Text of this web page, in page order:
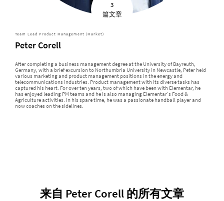
3
篇文章
Team Lead Product Management (Market)
Peter Corell
After completing a business management degree at the University of Bayreuth,
Germany, with a brief excursion to Northumbria University in Newcastle, Peter held
various marketing and product management positions in the energy and
telecommunications industries. Product management with its diverse tasks has
captured his heart. For over ten years, two of which have been with Elementar, he
has enjoyed leading PM teams and he is also managing Elementar's Food &
Agriculture activities. In his spare time, he was a passionate handball player and
now coaches on the sidelines.
来自 Peter Corell 的所有文章